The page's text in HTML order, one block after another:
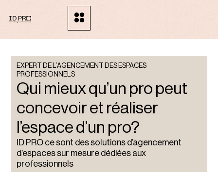
EXPERT DE L’AGENCEMENT DES ESPACES
PROFESSIONNELS
Qui mieux qu’un pro peut
concevoir et réaliser
l’espace d’un pro?
ID PRO ce sont des solutions d’agencement
d’espaces sur mesure dédiées aux
professionnels